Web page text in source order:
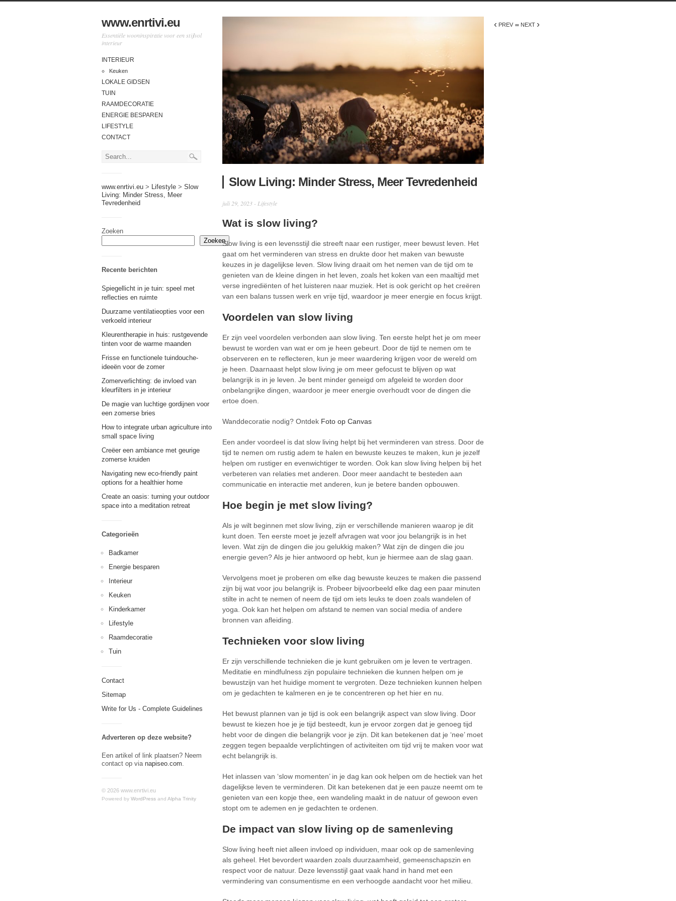
www.enrtivi.eu
Essentiële wooninspiratie voor een stijlvol
interieur
INTERIEUR
Keuken
LOKALE GIDSEN
TUIN
RAAMDECORATIE
ENERGIE BESPAREN
LIFESTYLE
CONTACT
www.enrtivi.eu > Lifestyle > Slow
Living: Minder Stress, Meer
Tevredenheid
Zoeken
Zoeken
Recente berichten
Spiegellicht in je tuin: speel met
reflecties en ruimte
Duurzame ventilatieopties voor een
verkoeld interieur
Kleurentherapie in huis: rustgevende
tinten voor de warme maanden
Frisse en functionele tuindouche-
ideeën voor de zomer
Zomerverlichting: de invloed van
kleurfilters in je interieur
De magie van luchtige gordijnen voor
een zomerse bries
How to integrate urban agriculture into
small space living
Creëer een ambiance met geurige
zomerse kruiden
Navigating new eco-friendly paint
options for a healthier home
Create an oasis: turning your outdoor
space into a meditation retreat
Categorieën
Badkamer
Energie besparen
Interieur
Keuken
Kinderkamer
Lifestyle
Raamdecoratie
Tuin
Contact
Sitemap
Write for Us - Complete Guidelines
Adverteren op deze website?
Een artikel of link plaatsen? Neem
contact op via napiseo.com.
© 2026 www.enrtivi.eu
Powered by WordPress and Alpha Trinity
Slow Living: Minder Stress, Meer Tevredenheid
juli 29, 2023 - Lifestyle
Wat is slow living?
Slow living is een levensstijl die streeft naar een rustiger, meer bewust leven. Het
gaat om het verminderen van stress en drukte door het maken van bewuste
keuzes in je dagelijkse leven. Slow living draait om het nemen van de tijd om te
genieten van de kleine dingen in het leven, zoals het koken van een maaltijd met
verse ingrediënten of het luisteren naar muziek. Het is ook gericht op het creëren
van een balans tussen werk en vrije tijd, waardoor je meer energie en focus krijgt.
Voordelen van slow living
Er zijn veel voordelen verbonden aan slow living. Ten eerste helpt het je om meer
bewust te worden van wat er om je heen gebeurt. Door de tijd te nemen om te
observeren en te reflecteren, kun je meer waardering krijgen voor de wereld om
je heen. Daarnaast helpt slow living je om meer gefocust te blijven op wat
belangrijk is in je leven. Je bent minder geneigd om afgeleid te worden door
onbelangrijke dingen, waardoor je meer energie overhoudt voor de dingen die
ertoe doen.
Wanddecoratie nodig? Ontdek Foto op Canvas
Een ander voordeel is dat slow living helpt bij het verminderen van stress. Door de
tijd te nemen om rustig adem te halen en bewuste keuzes te maken, kun je jezelf
helpen om rustiger en evenwichtiger te worden. Ook kan slow living helpen bij het
verbeteren van relaties met anderen. Door meer aandacht te besteden aan
communicatie en interactie met anderen, kun je betere banden opbouwen.
Hoe begin je met slow living?
Als je wilt beginnen met slow living, zijn er verschillende manieren waarop je dit
kunt doen. Ten eerste moet je jezelf afvragen wat voor jou belangrijk is in het
leven. Wat zijn de dingen die jou gelukkig maken? Wat zijn de dingen die jou
energie geven? Als je hier antwoord op hebt, kun je hiermee aan de slag gaan.
Vervolgens moet je proberen om elke dag bewuste keuzes te maken die passend
zijn bij wat voor jou belangrijk is. Probeer bijvoorbeeld elke dag een paar minuten
stilte in acht te nemen of neem de tijd om iets leuks te doen zoals wandelen of
yoga. Ook kan het helpen om afstand te nemen van social media of andere
bronnen van afleiding.
Technieken voor slow living
Er zijn verschillende technieken die je kunt gebruiken om je leven te vertragen.
Meditatie en mindfulness zijn populaire technieken die kunnen helpen om je
bewustzijn van het huidige moment te vergroten. Deze technieken kunnen helpen
om je gedachten te kalmeren en je te concentreren op het hier en nu.
Het bewust plannen van je tijd is ook een belangrijk aspect van slow living. Door
bewust te kiezen hoe je je tijd besteedt, kun je ervoor zorgen dat je genoeg tijd
hebt voor de dingen die belangrijk voor je zijn. Dit kan betekenen dat je ‘nee’ moet
zeggen tegen bepaalde verplichtingen of activiteiten om tijd vrij te maken voor wat
echt belangrijk is.
Het inlassen van ‘slow momenten’ in je dag kan ook helpen om de hectiek van het
dagelijkse leven te verminderen. Dit kan betekenen dat je een pauze neemt om te
genieten van een kopje thee, een wandeling maakt in de natuur of gewoon even
stopt om te ademen en je gedachten te ordenen.
De impact van slow living op de samenleving
Slow living heeft niet alleen invloed op individuen, maar ook op de samenleving
als geheel. Het bevordert waarden zoals duurzaamheid, gemeenschapszin en
respect voor de natuur. Deze levensstijl gaat vaak hand in hand met een
vermindering van consumentisme en een verhoogde aandacht voor het milieu.
‹ PREV ∞ NEXT ›